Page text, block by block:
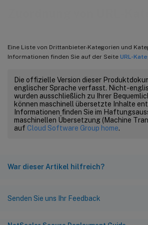
Eine Liste von Drittanbieter-Kategorien und
Informationen finden Sie auf der Seite URL-
Die offizielle Version dieser
englischer Sprache verfasst. Nicht-
wurden ausschließlich zu Ihrer
können maschinell übersetzte Inhalte
Informationen finden Sie im
maschinellen Übersetzung (Machine
auf Cloud Software Group home.
War dieser Artikel hilfreich?
Senden Sie uns Ihr Feedback